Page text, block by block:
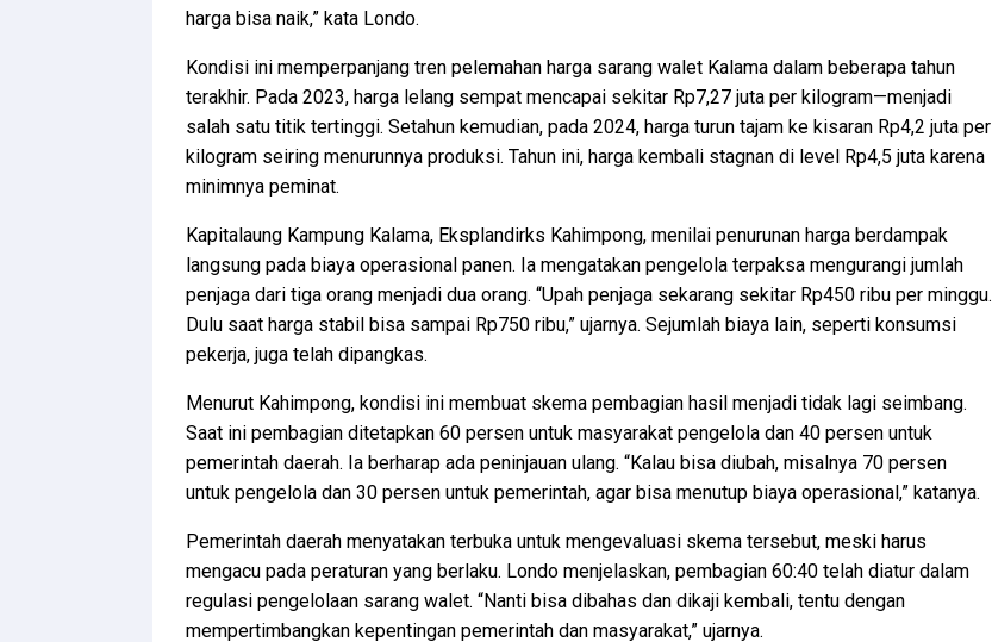
harga bisa naik,” kata Londo.
Kondisi ini memperpanjang tren pelemahan harga sarang walet Kalama dalam beberapa tahun
terakhir. Pada 2023, harga lelang sempat mencapai sekitar Rp7,27 juta per kilogram—menjadi
salah satu titik tertinggi. Setahun kemudian, pada 2024, harga turun tajam ke kisaran Rp4,2 juta per
kilogram seiring menurunnya produksi. Tahun ini, harga kembali stagnan di level Rp4,5 juta karena
minimnya peminat.
Kapitalaung Kampung Kalama, Eksplandirks Kahimpong, menilai penurunan harga berdampak
langsung pada biaya operasional panen. Ia mengatakan pengelola terpaksa mengurangi jumlah
penjaga dari tiga orang menjadi dua orang. “Upah penjaga sekarang sekitar Rp450 ribu per minggu.
Dulu saat harga stabil bisa sampai Rp750 ribu,” ujarnya. Sejumlah biaya lain, seperti konsumsi
pekerja, juga telah dipangkas.
Menurut Kahimpong, kondisi ini membuat skema pembagian hasil menjadi tidak lagi seimbang.
Saat ini pembagian ditetapkan 60 persen untuk masyarakat pengelola dan 40 persen untuk
pemerintah daerah. Ia berharap ada peninjauan ulang. “Kalau bisa diubah, misalnya 70 persen
untuk pengelola dan 30 persen untuk pemerintah, agar bisa menutup biaya operasional,” katanya.
Pemerintah daerah menyatakan terbuka untuk mengevaluasi skema tersebut, meski harus
mengacu pada peraturan yang berlaku. Londo menjelaskan, pembagian 60:40 telah diatur dalam
regulasi pengelolaan sarang walet. “Nanti bisa dibahas dan dikaji kembali, tentu dengan
mempertimbangkan kepentingan pemerintah dan masyarakat,” ujarnya.